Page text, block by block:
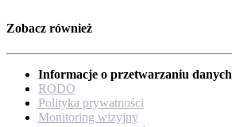
Zobacz również
Informacje o przetwarzaniu danych
RODO
Polityka prywatności
Monitoring wizyjny